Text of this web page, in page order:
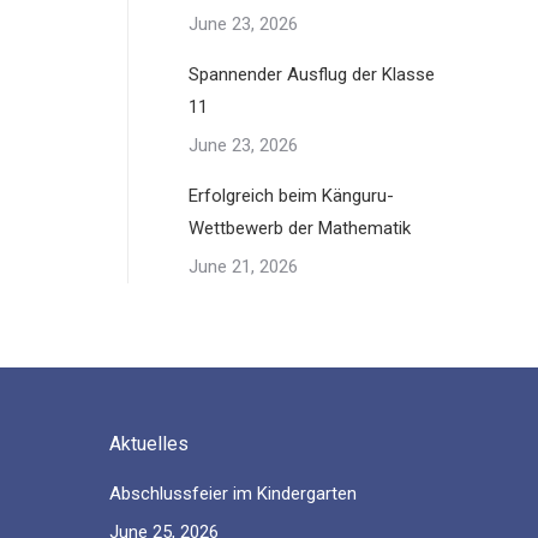
June 23, 2026
Spannender Ausflug der Klasse
11
June 23, 2026
Erfolgreich beim Känguru-
Wettbewerb der Mathematik
June 21, 2026
Aktuelles
Abschlussfeier im Kindergarten
June 25, 2026